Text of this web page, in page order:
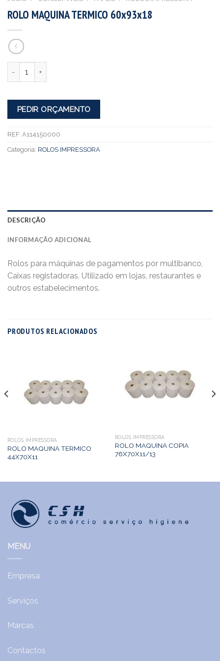
ROLO MAQUINA TERMICO 60x93x18
PEDIR ORÇAMENTO
REF: A114150000
Categoria: ROLOS IMPRESSORA
DESCRIÇÃO
INFORMAÇÃO ADICIONAL
Rolos para máquinas de pagamentos por multibanco,
Caixas registadoras. Utilizado em lojas, restaurantes e
outros estabelecimentos.
PRODUTOS RELACIONADOS
ROLOS IMPRESSORA
ROLO MAQUINA TERMICO
44X70X11
ROLOS IMPRESSORA
ROLO MAQUINA COPIA
76X70X11/13
MENU
Empresa
Serviços
Marcas
Contactos